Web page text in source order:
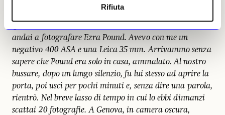
Rifiuta
andai a fotografare Ezra Pound. Avevo con me un
negativo 400 ASA e una Leica 35 mm. Arrivammo senza
sapere che Pound era solo in casa, ammalato. Al nostro
bussare, dopo un lungo silenzio, fu lui stesso ad aprire la
porta, poi uscì per pochi minuti e, senza dire una parola,
rientrò. Nel breve lasso di tempo in cui lo ebbi dinnanzi
scattai 20 fotografie. A Genova, in camera oscura,